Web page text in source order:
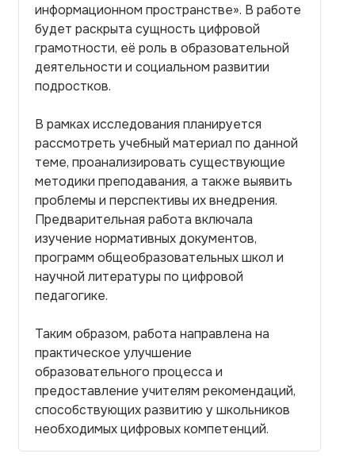
информационном пространстве». В работе
будет раскрыта сущность цифровой
грамотности, её роль в образовательной
деятельности и социальном развитии
подростков.
В рамках исследования планируется
рассмотреть учебный материал по данной
теме, проанализировать существующие
методики преподавания, а также выявить
проблемы и перспективы их внедрения.
Предварительная работа включала
изучение нормативных документов,
программ общеобразовательных школ и
научной литературы по цифровой
педагогике.
Таким образом, работа направлена на
практическое улучшение
образовательного процесса и
предоставление учителям рекомендаций,
способствующих развитию у школьников
необходимых цифровых компетенций.